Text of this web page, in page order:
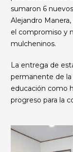
sumaron 6
Alejandro
el compromiso y
mulcheninos.
La entrega de
permanente de
educación como
progreso para la